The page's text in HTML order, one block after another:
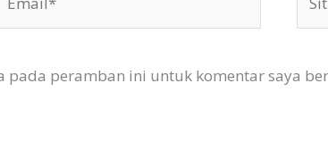
Web
pada peramban ini untuk komentar saya